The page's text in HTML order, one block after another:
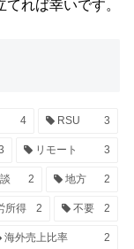
れば幸いです。
4 RSU 3
リモート 3
2 地方 2
所得 2 不要 2
海外売上比率 2